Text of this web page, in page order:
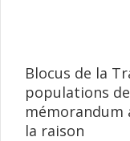
Blocus de la
populations
mémorandum
la raison